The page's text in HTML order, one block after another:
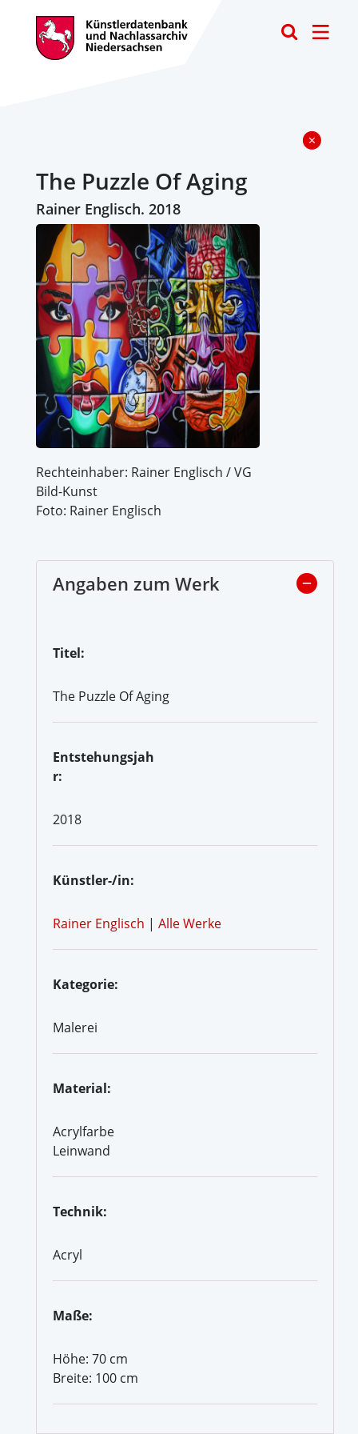
The Puzzle Of Aging
Rainer Englisch. 2018
Rechteinhaber: Rainer Englisch / VG
Bild-Kunst
Foto: Rainer Englisch
Angaben zum Werk
Titel:
The Puzzle Of Aging
Entstehungsjah
r:
2018
Künstler-/in:
Rainer Englisch | Alle Werke
Kategorie:
Malerei
Material:
Acrylfarbe
Leinwand
Technik:
Acryl
Maße:
Höhe: 70 cm
Breite: 100 cm